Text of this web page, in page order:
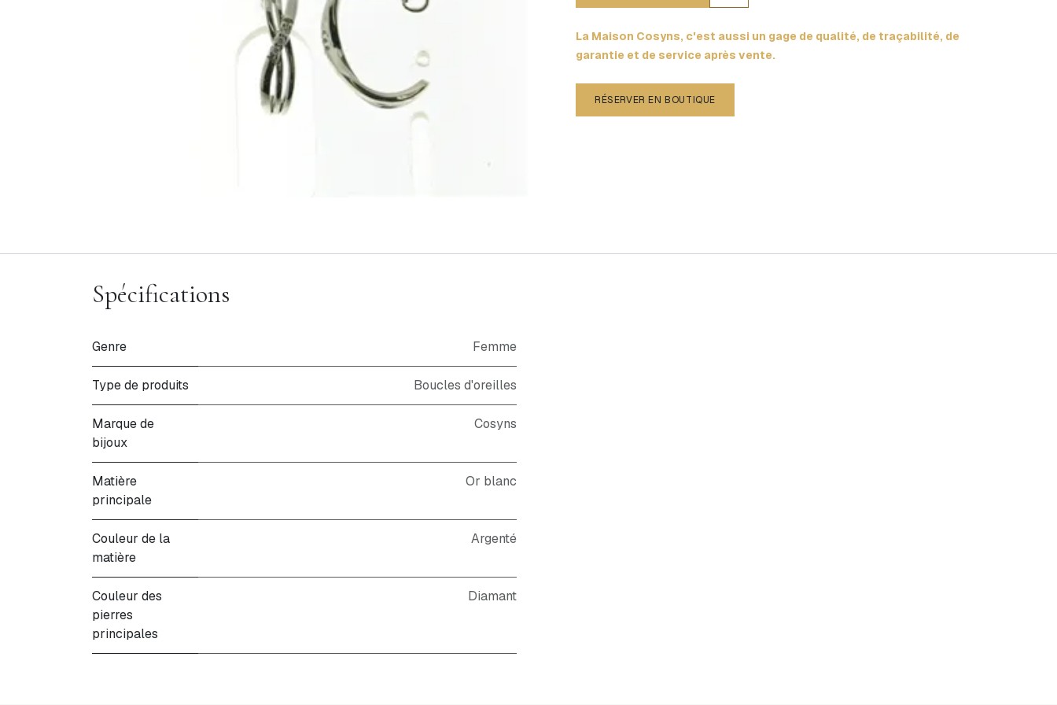
La Maison Cosyns, c'est aussi un gage de qualité, de traçabilité, de
garantie et de service après vente.
RÉSERVER EN BOUTIQUE
Spécifications
Genre Femme
Type de produits Boucles d'oreilles
Marque de
bijoux
Cosyns
Matière
principale
Or blanc
Couleur de la
matière
Argenté
Couleur des
pierres
principales
Diamant